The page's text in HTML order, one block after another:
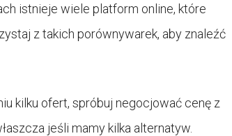
istnieje wiele platform online, które
z takich porównywarek, aby znaleźć
kilku ofert, spróbuj negocjować cenę z
jeśli mamy kilka alternatyw.